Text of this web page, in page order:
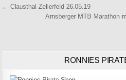
Beitragsnavigation
← Clausthal Zellerfeld 26.05.19
Arnsberger MTB Marathon
RONNIES